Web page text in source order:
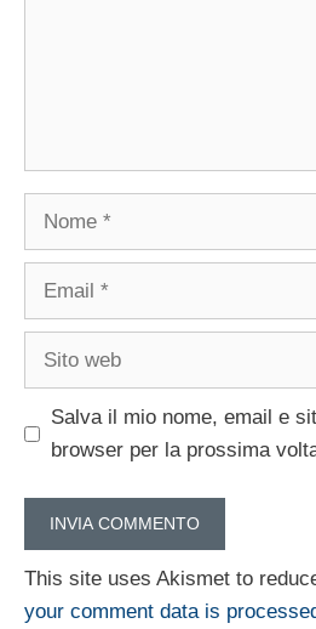
Nome
Email
Sito
Salva il mio nome, email e
browser per la prossima
This site uses Akismet to
your comment data is